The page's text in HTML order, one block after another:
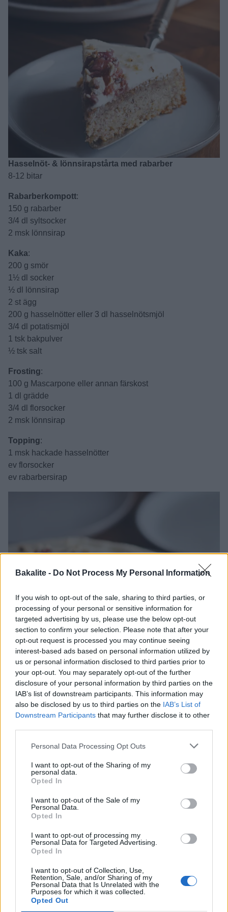
Bakalite - Do Not Process My Personal Information
If you wish to opt-out of the sale, sharing to third parties, or
processing of your personal or sensitive information for
targeted advertising by us, please use the below opt-out
section to confirm your selection. Please note that after your
opt-out request is processed you may continue seeing
interest-based ads based on personal information utilized by
us or personal information disclosed to third parties prior to
your opt-out. You may separately opt-out of the further
disclosure of your personal information by third parties on the
IAB’s list of downstream participants. This information may
also be disclosed by us to third parties on the IAB’s List of
Downstream Participants that may further disclose it to other
Personal Data Processing Opt Outs
I want to opt-out of the Sharing of my
personal data.
Opted In
I want to opt-out of the Sale of my
Personal Data.
Opted In
I want to opt-out of processing my
Personal Data for Targeted Advertising.
Opted In
I want to opt-out of Collection, Use,
Retention, Sale, and/or Sharing of my
Personal Data that Is Unrelated with the
Purposes for which it was collected.
Opted Out
Hasselnöt- & lönnsirapstårta med rabarber
8-12 bitar
Rabarberkompott:
150 g rabarber
3/4 dl syltsocker
2 msk lönnsirap
Kaka:
200 g smör
1½ dl socker
½ dl lönnsirap
2 st ägg
200 g hasselnötter eller 3 dl hasselnötsmjöl
3/4 dl potatismjöl
1 tsk bakpulver
½ tsk salt
Frosting:
100 g Mascarpone eller annan färskost
1 dl grädde
3/4 dl florsocker
2 msk lönnsirap
Topping:
1 msk hackade hasselnötter
ev florsocker
ev rabarbersirap
Instruktioner:
Ta fram smöret så att det blir rumstempererat.
Rabarberkompott:
Skiva eller grovhacka rabarbern.
Lägg i en kastrull tillsammans med syltsocker och
lönnsirap. åt sjuda i tills rabarbern mjuknat helt.
Sila rabarbern och låt svalna. Spara sirapen i en
kanna.